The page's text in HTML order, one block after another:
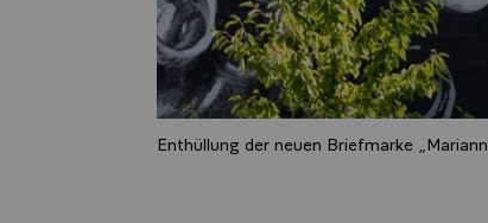
Enthüllung der neuen Briefmarke